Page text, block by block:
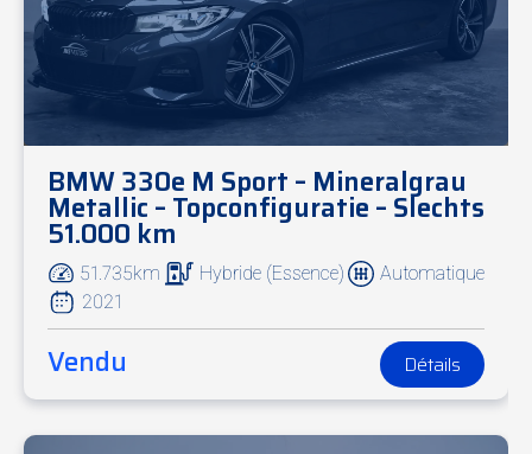
BMW 330e M Sport – Mineralgrau
Metallic – Topconfiguratie – Slechts
51.000 km
51.735km Hybride (Essence)
Automatique
2021
Vendu Détails